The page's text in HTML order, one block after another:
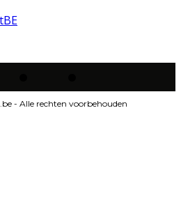
- Alle rechten voorbehouden